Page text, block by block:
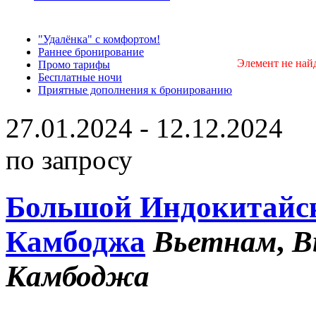
"Удалёнка" с комфортом!
Раннее бронирование
Промо тарифы
Бесплатные ночи
Приятные дополнения к бронированию
Элемент не
27.01.2024 - 12.12.2024
по запросу
Большой
Камбоджа Вьетнам,
Камбоджа